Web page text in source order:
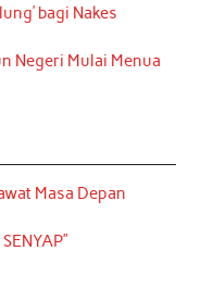
bagi Nakes
Negeri Mulai Menua
Masa Depan